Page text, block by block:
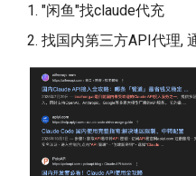
Docker + k8s
AWS Server
Terminal
公网部署网页 (Cloudflare)
Releases
IDE and Text Editor
Git and SSH
Ubuntu Server 20.04 虚拟机
Ubuntu Server 24.04 服务器
Ubuntu 24.04 配置 Hyprland
最终选择 - LazyVim
Py 虚拟环境
Exceptions
Input and Output (I/O)
Static and Dynamic Library
节点与工作负载
层次设计
函数
结构体
引用与借用
Next: Claude Desktop /
Claude Code
划算吗? 够用吗?
Architecture (Machine
Structures)
Computer Networking - A
Top-Down Approach
Probability Theory
Paper Reproductions
Hypatia
SkyField
free5gc
数学知识
贪心
时空复杂度分析
女娲补天-马理论期末突击
女娲补天-编译原理期末
击-1
女娲补天-编译原理期末突
"闲鱼"找claude代充
找国内第三方API代理,